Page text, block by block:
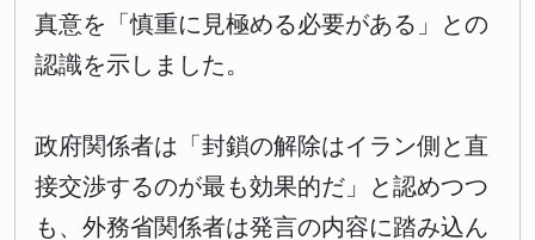
真意を「慎重に見極める必要がある」との
認識を示しました。
政府関係者は「封鎖の解除はイラン側と直
接交渉するのが最も効果的だ」と認めつつ
も、外務省関係者は発言の内容に踏み込ん